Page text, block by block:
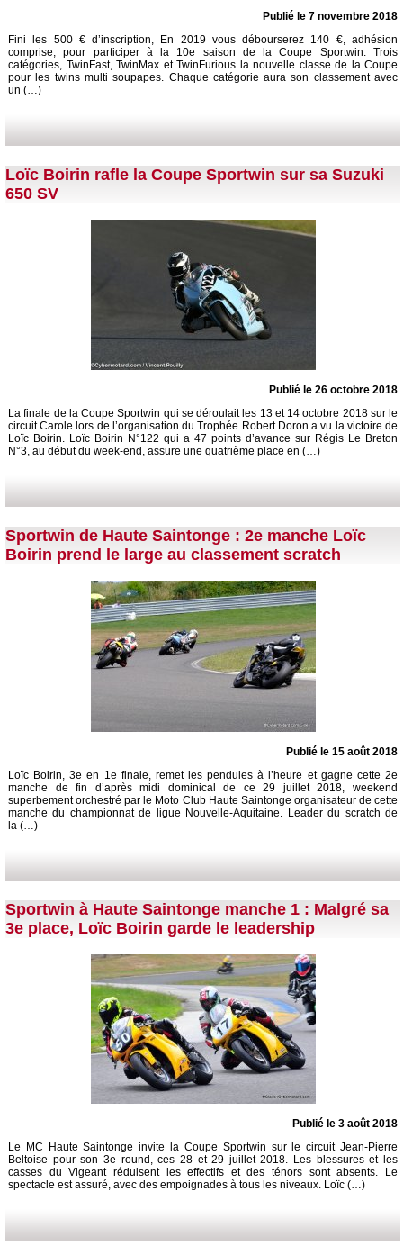
Publié le 7 novembre 2018
Fini les 500 € d’inscription, En 2019 vous débourserez 140 €, adhésion
comprise, pour participer à la 10e saison de la Coupe Sportwin. Trois
catégories, TwinFast, TwinMax et TwinFurious la nouvelle classe de la Coupe
pour les twins multi soupapes. Chaque catégorie aura son classement avec
un (…)
Loïc Boirin rafle la Coupe Sportwin sur sa Suzuki
650 SV
Publié le 26 octobre 2018
La finale de la Coupe Sportwin qui se déroulait les 13 et 14 octobre 2018 sur le
circuit Carole lors de l’organisation du Trophée Robert Doron a vu la victoire de
Loïc Boirin. Loïc Boirin N°122 qui a 47 points d’avance sur Régis Le Breton
N°3, au début du week-end, assure une quatrième place en (…)
Sportwin de Haute Saintonge : 2e manche Loïc
Boirin prend le large au classement scratch
Publié le 15 août 2018
Loïc Boirin, 3e en 1e finale, remet les pendules à l’heure et gagne cette 2e
manche de fin d’après midi dominical de ce 29 juillet 2018, weekend
superbement orchestré par le Moto Club Haute Saintonge organisateur de cette
manche du championnat de ligue Nouvelle-Aquitaine. Leader du scratch de
la (…)
Sportwin à Haute Saintonge manche 1 : Malgré sa
3e place, Loïc Boirin garde le leadership
Publié le 3 août 2018
Le MC Haute Saintonge invite la Coupe Sportwin sur le circuit Jean-Pierre
Beltoise pour son 3e round, ces 28 et 29 juillet 2018. Les blessures et les
casses du Vigeant réduisent les effectifs et des ténors sont absents. Le
spectacle est assuré, avec des empoignades à tous les niveaux. Loïc (…)